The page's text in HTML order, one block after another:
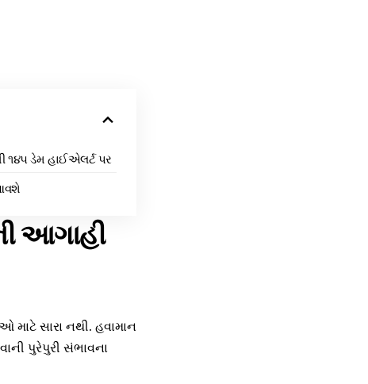
૧૪૫ ડેમ હાઈએલર્ટ પર
આગાહી
માટે સારા નથી. હવામાન
પુરેપુરી સંભાવના